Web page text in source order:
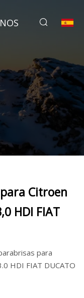
Citroen
HDI FIAT
para
HDI FIAT DUCATO